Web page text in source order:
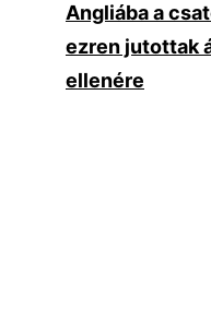
Angliába a
ezren jutottak
ellenére